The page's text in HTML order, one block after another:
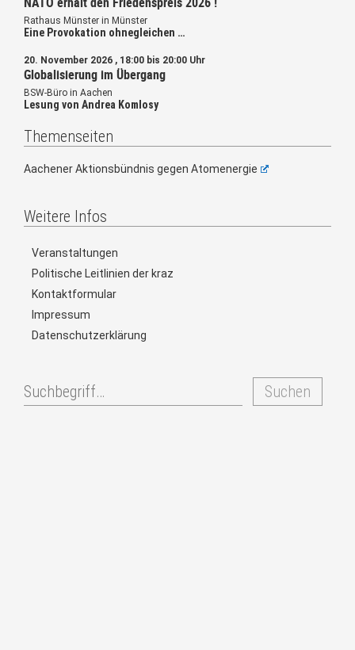
Rathaus Münster in Münster
Eine Provokation ohnegleichen …
20. November 2026 , 18:00 bis 20:00 Uhr
Globalisierung im Übergang
BSW-Büro in Aachen
Lesung von Andrea Komlosy
Themenseiten
Aachener Aktionsbündnis gegen Atomenergie
Weitere Infos
Veranstaltungen
Politische Leitlinien der kraz
Kontaktformular
Impressum
Datenschutzerklärung
Suchen